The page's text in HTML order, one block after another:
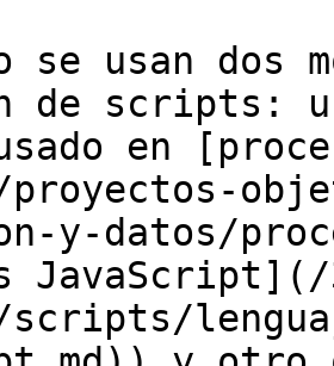
se usan
de scripts:
en
proyectos-
y-datos/
scripts/